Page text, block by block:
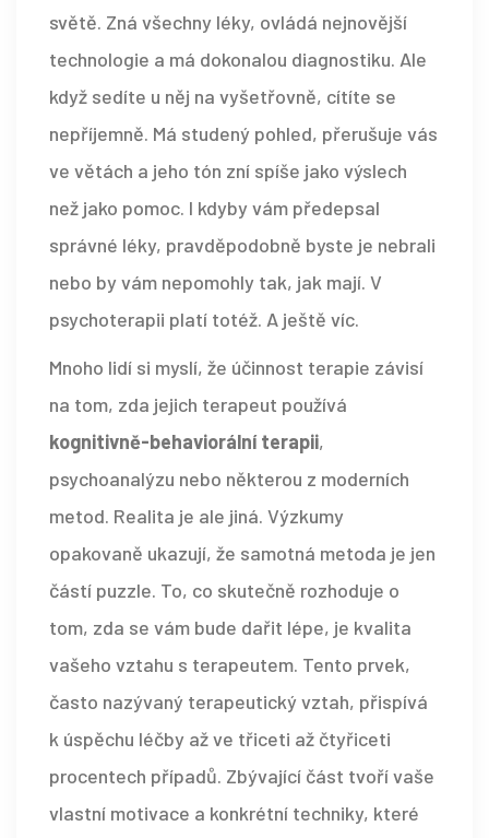
světě. Zná všechny léky, ovládá nejnovější
technologie a má dokonalou diagnostiku. Ale
když sedíte u něj na vyšetřovně, cítíte se
nepříjemně. Má studený pohled, přerušuje vás
ve větách a jeho tón zní spíše jako výslech
než jako pomoc. I kdyby vám předepsal
správné léky, pravděpodobně byste je nebrali
nebo by vám nepomohly tak, jak mají. V
psychoterapii platí totéž. A ještě víc.
Mnoho lidí si myslí, že účinnost terapie závisí
na tom, zda jejich terapeut používá
kognitivně-behaviorální terapii,
psychoanalýzu nebo některou z moderních
metod. Realita je ale jiná. Výzkumy
opakovaně ukazují, že samotná metoda je jen
částí puzzle. To, co skutečně rozhoduje o
tom, zda se vám bude dařit lépe, je kvalita
vašeho vztahu s terapeutem. Tento prvek,
často nazývaný terapeutický vztah, přispívá
k úspěchu léčby až ve třiceti až čtyřiceti
procentech případů. Zbývající část tvoří vaše
vlastní motivace a konkrétní techniky, které